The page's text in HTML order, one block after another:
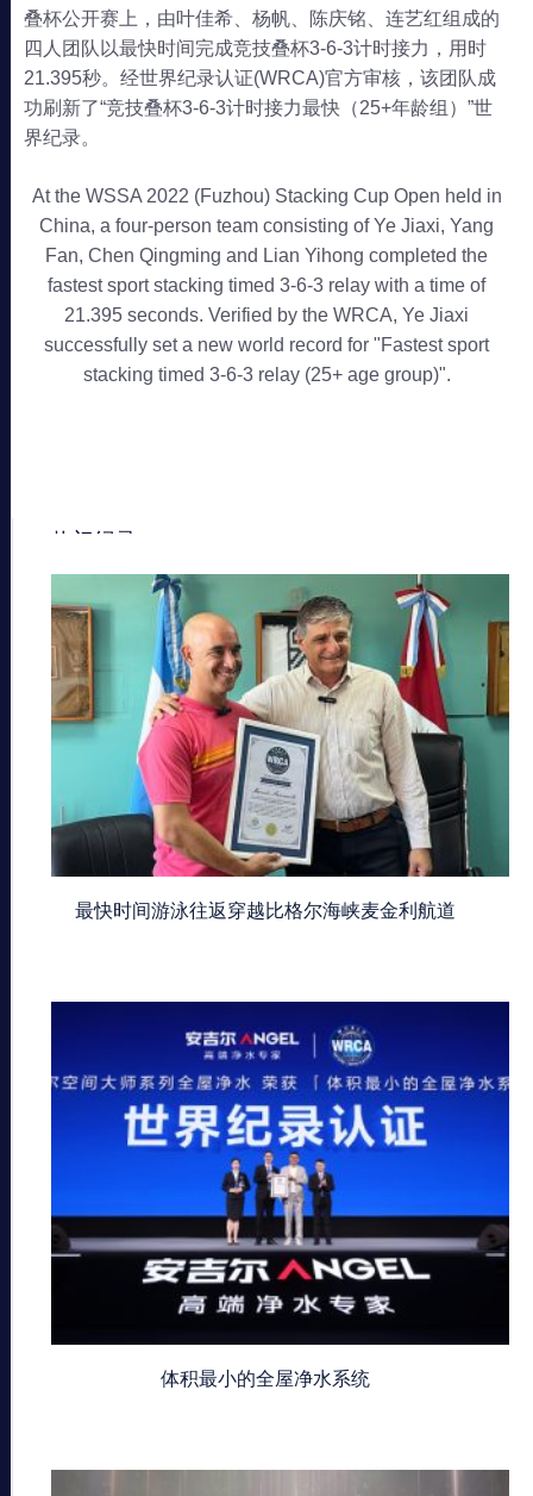
叠杯公开赛上，由叶佳希、杨帆、陈庆铭、连艺红组成的
四人团队以最快时间完成竞技叠杯3-6-3计时接力，用时
21.395秒。经世界纪录认证(WRCA)官方审核，该团队成
功刷新了“竞技叠杯3-6-3计时接力最快（25+年龄组）”世
界纪录。
At the WSSA 2022 (Fuzhou) Stacking Cup Open held in
China, a four-person team consisting of Ye Jiaxi, Yang
Fan, Chen Qingming and Lian Yihong completed the
fastest sport stacking timed 3-6-3 relay with a time of
21.395 seconds. Verified by the WRCA, Ye Jiaxi
successfully set a new world record for "Fastest sport
stacking timed 3-6-3 relay (25+ age group)".
热门纪录
最快时间游泳往返穿越比格尔海峡麦金利航道
体积最小的全屋净水系统